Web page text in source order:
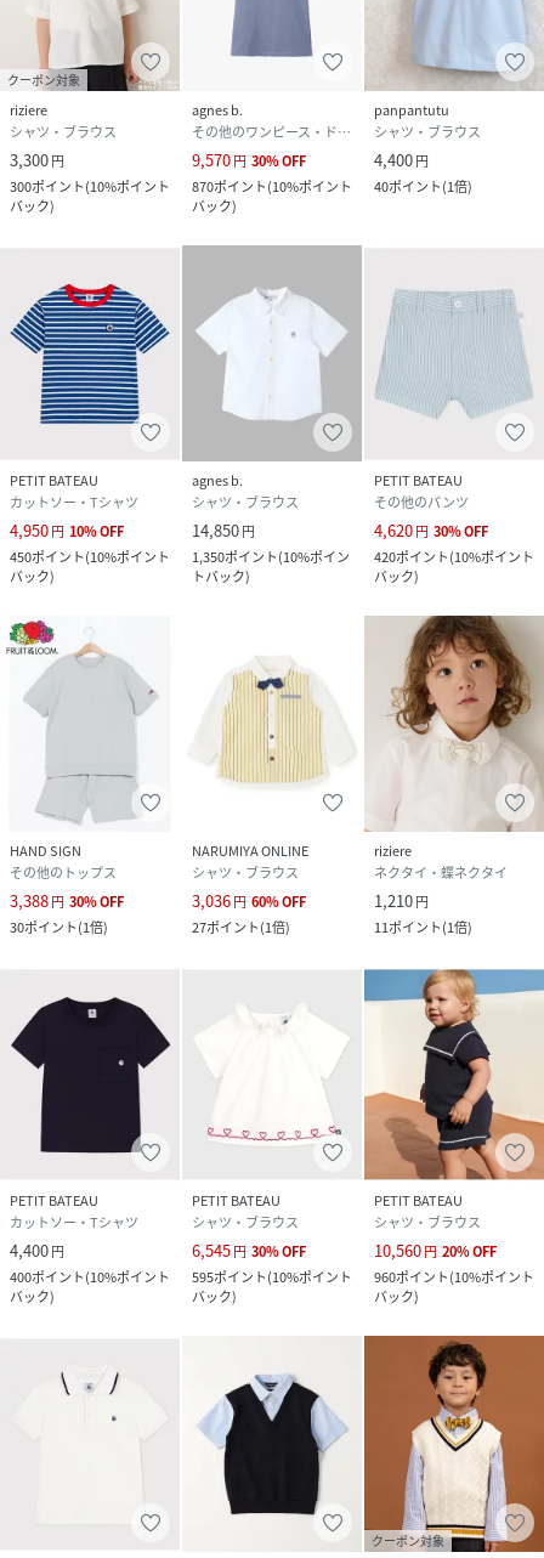
クーポン対象
riziere
シャツ・ブラウス
3,300円
300ポイント(10%ポイント
バック)
agnes b.
その他のワンピース・ドレス
9,570円 30%OFF
870ポイント(10%ポイント
バック)
panpantutu
シャツ・ブラウス
4,400円
40ポイント(1倍)
PETIT BATEAU
カットソー・Tシャツ
4,950円 10%OFF
450ポイント(10%ポイント
バック)
agnes b.
シャツ・ブラウス
14,850円
1,350ポイント(10%ポイン
トバック)
PETIT BATEAU
その他のパンツ
4,620円 30%OFF
420ポイント(10%ポイント
バック)
HAND SIGN
その他のトップス
3,388円 30%OFF
30ポイント(1倍)
NARUMIYA ONLINE
シャツ・ブラウス
3,036円 60%OFF
27ポイント(1倍)
riziere
ネクタイ・蝶ネクタイ
1,210円
11ポイント(1倍)
PETIT BATEAU
カットソー・Tシャツ
4,400円
400ポイント(10%ポイント
バック)
PETIT BATEAU
シャツ・ブラウス
6,545円 30%OFF
595ポイント(10%ポイント
バック)
PETIT BATEAU
シャツ・ブラウス
10,560円 20%OFF
960ポイント(10%ポイント
バック)
クーポン対象